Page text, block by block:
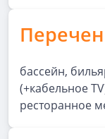
бассейн,
(+кабельное
ресторанное